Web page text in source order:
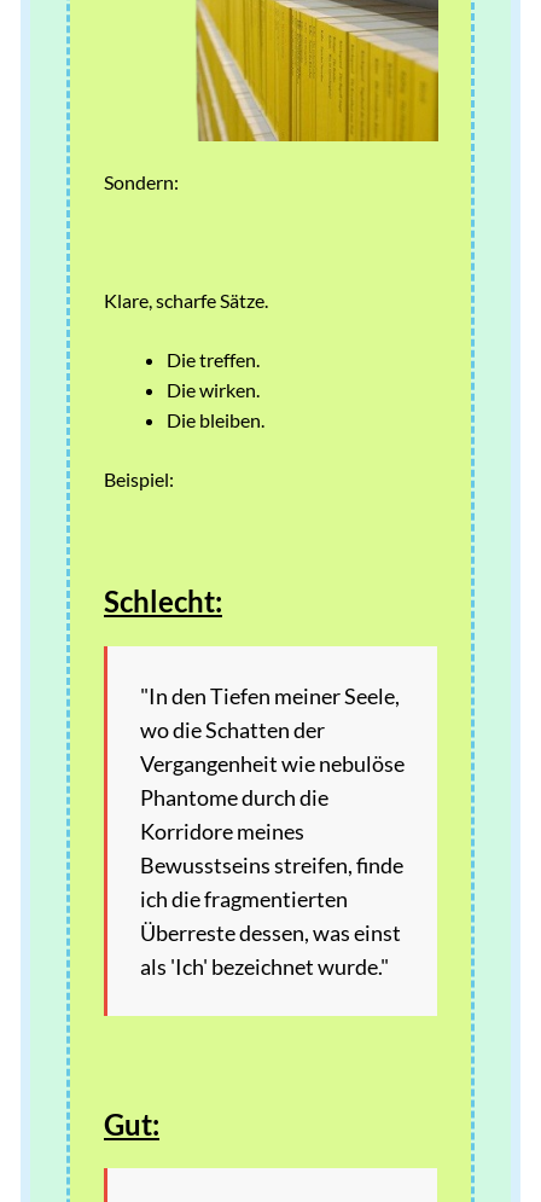
Sondern:
Klare, scharfe Sätze.
Die treffen.
Die wirken.
Die bleiben.
Beispiel:
Schlecht:
"In den Tiefen meiner Seele,
wo die Schatten der
Vergangenheit wie nebulöse
Phantome durch die
Korridore meines
Bewusstseins streifen, finde
ich die fragmentierten
Überreste dessen, was einst
als 'Ich' bezeichnet wurde."
Gut: